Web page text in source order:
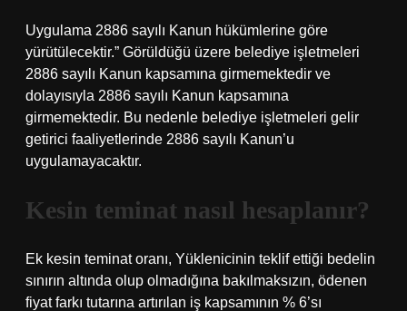
Uygulama 2886 sayılı Kanun hükümlerine göre
yürütülecektir.” Görüldüğü üzere belediye işletmeleri
2886 sayılı Kanun kapsamına girmemektedir ve
dolayısıyla 2886 sayılı Kanun kapsamına
girmemektedir. Bu nedenle belediye işletmeleri gelir
getirici faaliyetlerinde 2886 sayılı Kanun’u
uygulamayacaktır.
Kesin teminat nasıl hesaplanır?
Ek kesin teminat oranı, Yüklenicinin teklif ettiği bedelin
sınırın altında olup olmadığına bakılmaksızın, ödenen
fiyat farkı tutarına artırılan iş kapsamının % 6’sı